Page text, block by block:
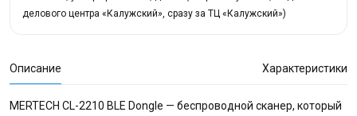
делового центра «Калужский», сразу за ТЦ «Калужский»)
Описание Характеристики
MERTECH CL-2210 BLE Dongle — беспроводной сканер, который